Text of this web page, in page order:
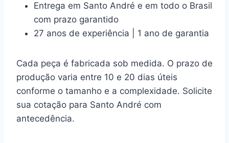
Entrega em Santo André e em todo o Brasil
com prazo garantido
27 anos de experiência | 1 ano de garantia
Cada peça é fabricada sob medida. O prazo de
produção varia entre 10 e 20 dias úteis
conforme o tamanho e a complexidade. Solicite
sua cotação para Santo André com
antecedência.